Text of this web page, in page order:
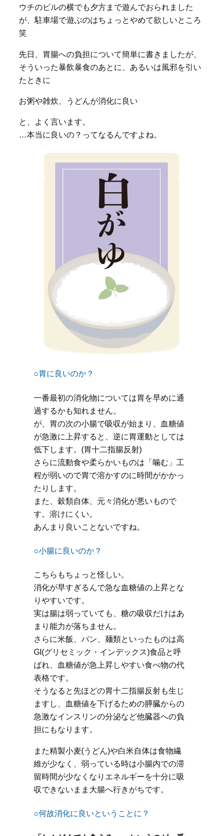
ウチのビルの横でも夕方まで遊んでおられました
が、駐車場で遊ぶのはちょっとやめて欲しいところ
笑
先日、胃腸への負担について簡単に書きましたが、
そういった暴飲暴食のあとに、あるいは風邪を引い
たときに
お粥や雑炊、うどんが消化に良い
と、よく言います。
…本当に良いの？ってなるんですよね。
○胃に良いのか？
一番最初の消化物については胃を早めに通
過するかも知れません。
が、胃の次の小腸で吸収が始まり、血糖値
が急激に上昇すると、逆に胃運動としては
低下します。(胃十二指腸反射)
さらに流動食や柔らかいものは「噛む」工
程が弱いので胃で溶かすのに時間がかかっ
たりします。
また、穀類自体、元々消化が悪いもので
す。溶けにくい。
あんまり良いことないですね。
○小腸に良いのか？
こちらもちょっと怪しい。
消化が早すぎるんで急な血糖値の上昇とな
りやすいです。
実は腸は弱っていても、糖の吸収だけはあ
まり能力が落ちません。
さらに米飯、パン、麺類といったものは高
GI(グリセミック・インデックス)食品と呼
ばれ、血糖値が急上昇しやすい食べ物の代
表格です。
そうなると先ほどの胃十二指腸反射も生じ
ますし、血糖値を下げるための膵臓からの
急激なインスリンの分泌など他臓器への負
担にもなります。
また精製小麦(うどん)や白米自体は食物繊
維が少なく、弱っている時は小腸内での滞
留時間が少なくなりエネルギーを十分に吸
収できないまま大腸へ行きがちです。
○何故消化に良いということに？